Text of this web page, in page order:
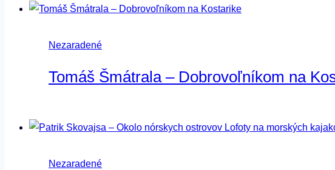
Nezaradené
Tomáš Šmátrala – Dobrovoľníkom na
Nezaradené